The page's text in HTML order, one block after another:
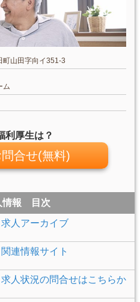
町山田字向イ351-3
ム
利厚生は？
合せ(無料)
情報 目次
人アーカイブ
連情報サイト
人状況の問合せはこちらか